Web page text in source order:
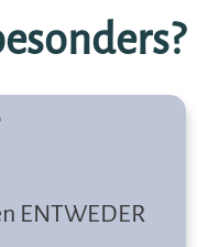
ENTWEDER